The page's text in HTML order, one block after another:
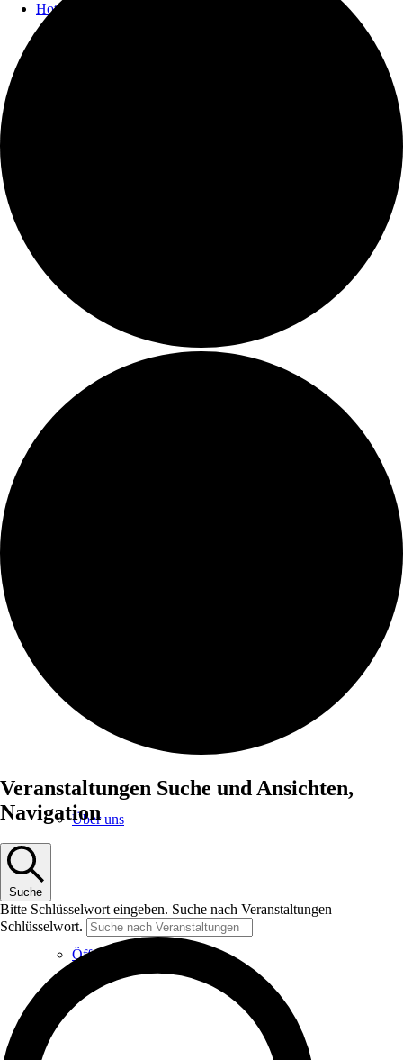
Hotel
Über uns
Öffnungszeiten & mehr
Veranstaltungen Suche und Ansichten,
Navigation
Suche
Bitte Schlüsselwort eingeben. Suche nach Veranstaltungen
Schlüsselwort.